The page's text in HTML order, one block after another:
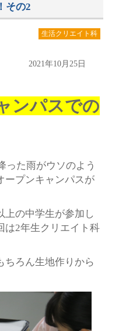
その2
生活クリエイト科
2021年10月25日
ンパスでの
た雨がウソのよう
ープンキャンパスが
上の中学生が参加し
は2年生クリエイト科
ろん生地作りから